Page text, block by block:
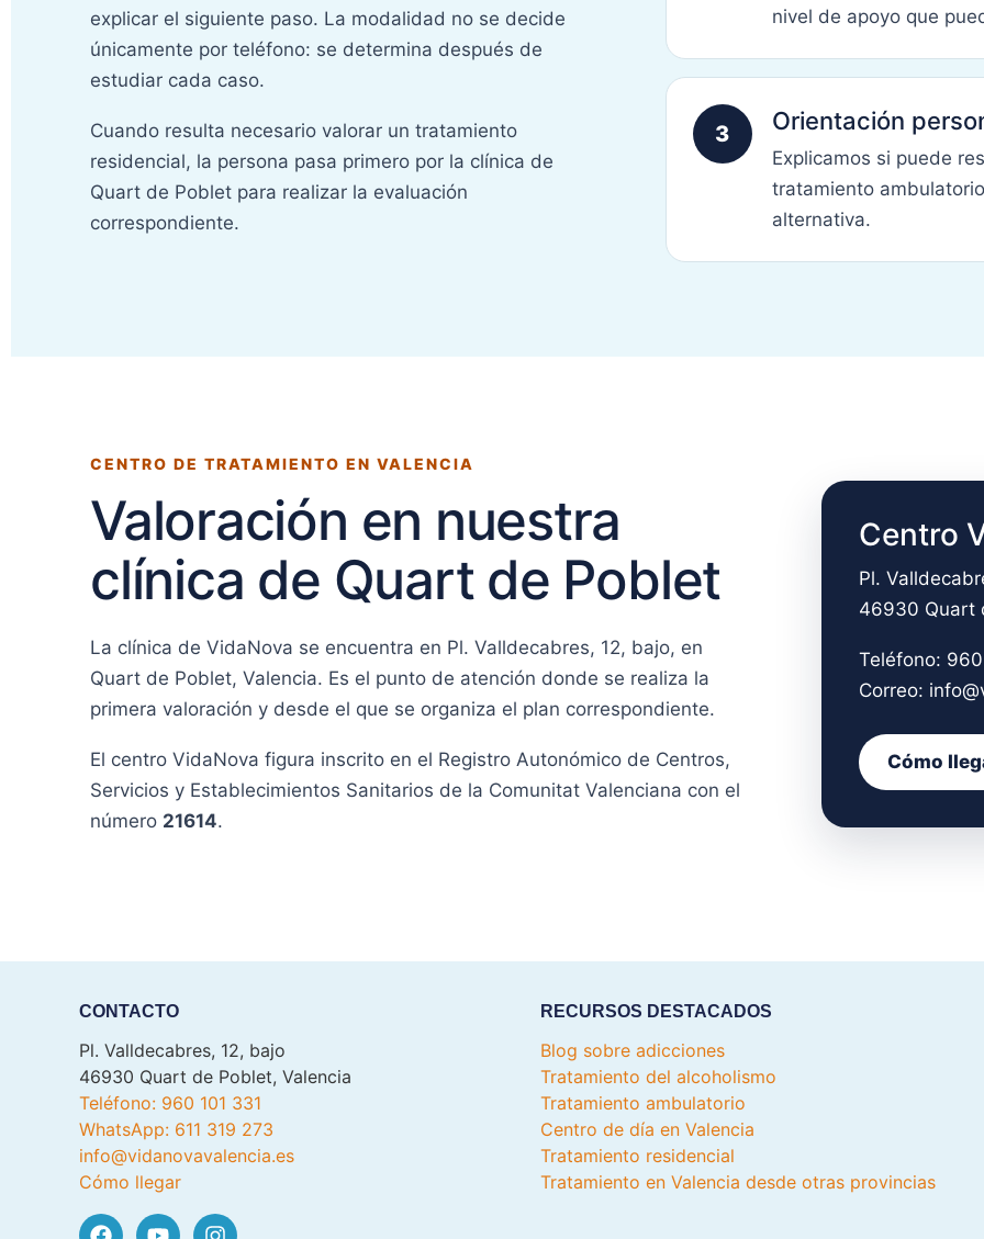
explicar el siguiente paso. La modalidad no se decide
únicamente por teléfono: se determina después de
estudiar cada caso.
Cuando resulta necesario valorar un tratamiento
residencial, la persona pasa primero por la clínica de
Quart de Poblet para realizar la evaluación
correspondiente.
nivel de apoyo que
3 Orientación
Explicamos si puede
tratamiento
alternativa.
CENTRO DE TRATAMIENTO EN VALENCIA
Valoración en nuestra
clínica de Quart de Poblet
La clínica de VidaNova se encuentra en Pl. Valldecabres, 12, bajo, en
Quart de Poblet, Valencia. Es el punto de atención donde se realiza la
primera valoración y desde el que se organiza el plan correspondiente.
El centro VidaNova figura inscrito en el Registro Autonómico de Centros,
Servicios y Establecimientos Sanitarios de la Comunitat Valenciana con el
número 21614.
Centro
Pl.
46930 Quart
Teléfono:
Correo:
Cómo
CONTACTO
Pl. Valldecabres, 12, bajo
46930 Quart de Poblet, Valencia
Teléfono: 960 101 331
WhatsApp: 611 319 273
info@vidanovavalencia.es
Cómo llegar
RECURSOS DESTACADOS
Blog sobre adicciones
Tratamiento del alcoholismo
Tratamiento ambulatorio
Centro de día en Valencia
Tratamiento residencial
Tratamiento en Valencia desde otras provincias